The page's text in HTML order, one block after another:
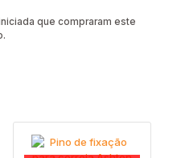
que compraram este